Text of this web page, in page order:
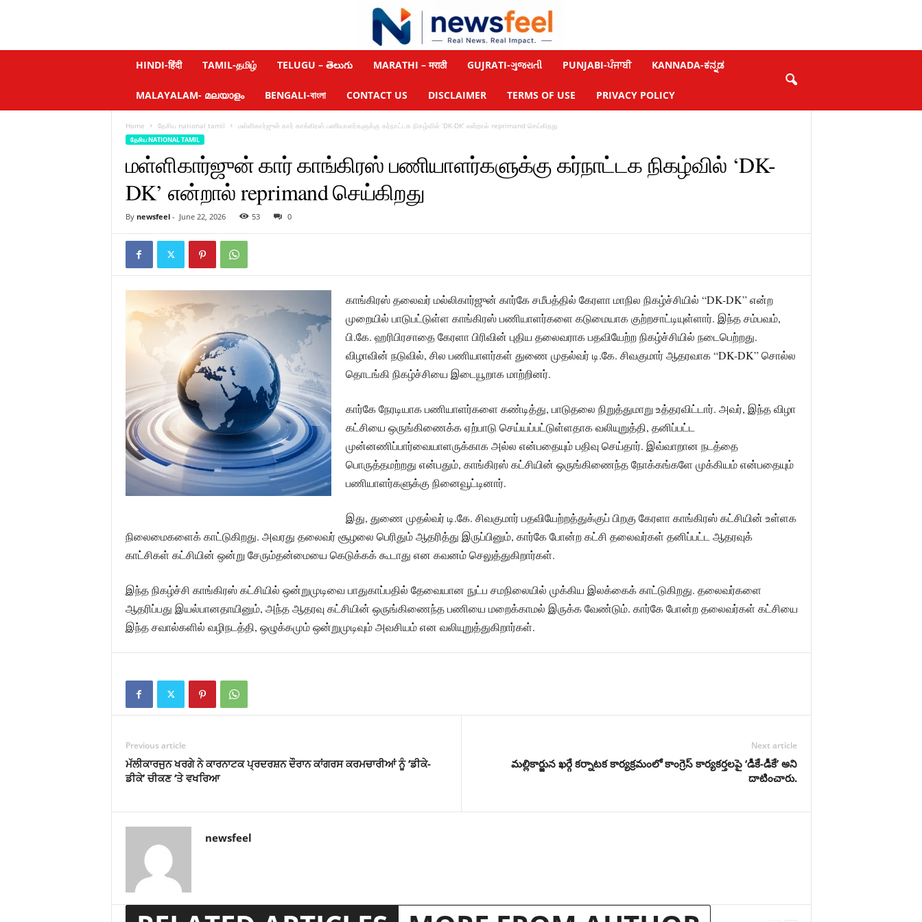
HINDI-हिंदी TAMIL-தமிழ் TELUGU – తెలుగు MARATHI – मराठी GUJRATI-ગુજરાતી PUNJABI-ਪੰਜਾਬੀ KANNADA-ಕನ್ನಡ
MALAYALAM- മലയാളം BENGALI-বাংলা CONTACT US DISCLAIMER TERMS OF USE PRIVACY POLICY
Home தேசிய national tamil மள்ளிகார்ஜுன் கார் காங்கிரஸ் பணியாளர்களுக்கு கர்நாட்டக நிகழ்வில் ‘DK-DK’ என்றால் reprimand செய்கிறது
தேசிய NATIONAL TAMIL
மள்ளிகார்ஜுன் கார் காங்கிரஸ் பணியாளர்களுக்கு கர்நாட்டக நிகழ்வில் ‘DK-
DK’ என்றால் reprimand செய்கிறது
By newsfeel- June 22, 2026 53 0
காங்கிரஸ் தலைவர் மல்லிகார்ஜுன் கார்கே சமீபத்தில் கேரளா மாநில நிகழ்ச்சியில் “DK-DK” என்ற
முறையில் பாடுபட்டுள்ள காங்கிரஸ் பணியாளர்களை கடுமையாக குற்றசாட்டியுள்ளார். இந்த சம்பவம்,
பி.கே. ஹரிபிரசாதை கேரளா பிரிவின் புதிய தலைவராக பதவியேற்ற நிகழ்ச்சியில் நடைபெற்றது.
விழாவின் நடுவில், சில பணியாளர்கள் துணை முதல்வர் டி.கே. சிவகுமார் ஆதரவாக “DK-DK” சொல்ல
தொடங்கி நிகழ்ச்சியை இடையூறாக மாற்றினர்.
கார்கே நேரடியாக பணியாளர்களை கண்டித்து, பாடுதலை நிறுத்துமாறு உத்தரவிட்டார். அவர், இந்த விழா
கட்சியை ஒருங்கிணைக்க ஏற்பாடு செய்யப்பட்டுள்ளதாக வலியுறுத்தி, தனிப்பட்ட
முன்னணிப்பார்வையாளருக்காக அல்ல என்பதையும் பதிவு செய்தார். இவ்வாறான நடத்தை
பொருத்தமற்றது என்பதும், காங்கிரஸ் கட்சியின் ஒருங்கிணைந்த நோக்கங்களே முக்கியம் என்பதையும்
பணியாளர்களுக்கு நினைவூட்டினார்.
இது, துணை முதல்வர் டி.கே. சிவகுமார் பதவியேற்றத்துக்குப் பிறகு கேரளா காங்கிரஸ் கட்சியின் உள்ளக
நிலைமைகளைக் காட்டுகிறது. அவரது தலைவர் சூழலை பெரிதும் ஆதரித்து இருப்பினும், கார்கே போன்ற கட்சி தலைவர்கள் தனிப்பட்ட ஆதரவுக்
காட்சிகள் கட்சியின் ஒன்று சேரும்தன்மையை கெடுக்கக் கூடாது என கவனம் செலுத்துகிறார்கள்.
இந்த நிகழ்ச்சி காங்கிரஸ் கட்சியில் ஒன்றுமுடிவை பாதுகாப்பதில் தேவையான நுட்ப சமநிலையில் முக்கிய இலக்கைக் காட்டுகிறது. தலைவர்களை
ஆதரிப்பது இயல்பானதாயினும், அந்த ஆதரவு கட்சியின் ஒருங்கிணைந்த பணியை மறைக்காமல் இருக்க வேண்டும். கார்கே போன்ற தலைவர்கள் கட்சியை
இந்த சவால்களில் வழிநடத்தி, ஒழுக்கமும் ஒன்றுமுடிவும் அவசியம் என வலியுறுத்துகிறார்கள்.
Previous article
ਮੱਲੀਕਾਰਜੁਨ ਖਰਗੇ ਨੇ ਕਾਰਨਾਟਕ ਪ੍ਰਦਰਸ਼ਨ ਦੌਰਾਨ ਕਾਂਗਰਸ ਕਰਮਚਾਰੀਆਂ ਨੂੰ ‘ਡੀਕੇ-
ਡੀਕੇ’ ਚੀਕਣ ‘ਤੇ ਵਖਰਿਆ
Next article
మల్లికార్జున ఖర్గే కర్నాటక కార్యక్రమంలో కాంగ్రెస్ కార్యకర్తలపై ‘డీకే-డీకే’ అని
దాటించారు.
newsfeel